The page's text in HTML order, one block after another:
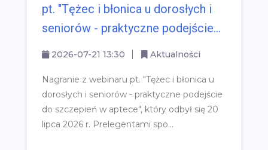
pt. "Tężec i błonica u dorosłych i
seniorów - praktyczne podejście...
2026-07-21 13:30 Aktualności
Nagranie z webinaru pt. "Tężec i błonica u
dorosłych i seniorów - praktyczne podejście
do szczepień w aptece", który odbył się 20
lipca 2026 r. Prelegentami spo...